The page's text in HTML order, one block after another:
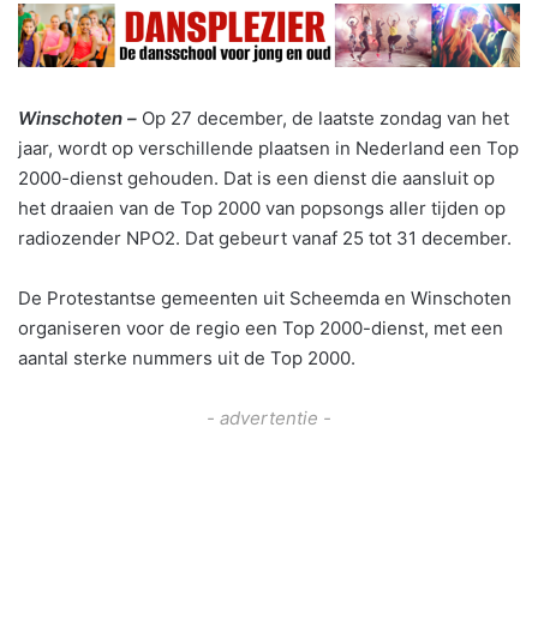
Winschoten – Op 27 december, de laatste zondag van het
jaar, wordt op verschillende plaatsen in Nederland een Top
2000-dienst gehouden. Dat is een dienst die aansluit op
het draaien van de Top 2000 van popsongs aller tijden op
radiozender NPO2. Dat gebeurt vanaf 25 tot 31 december.
De Protestantse gemeenten uit Scheemda en Winschoten
organiseren voor de regio een Top 2000-dienst, met een
aantal sterke nummers uit de Top 2000.
- advertentie -